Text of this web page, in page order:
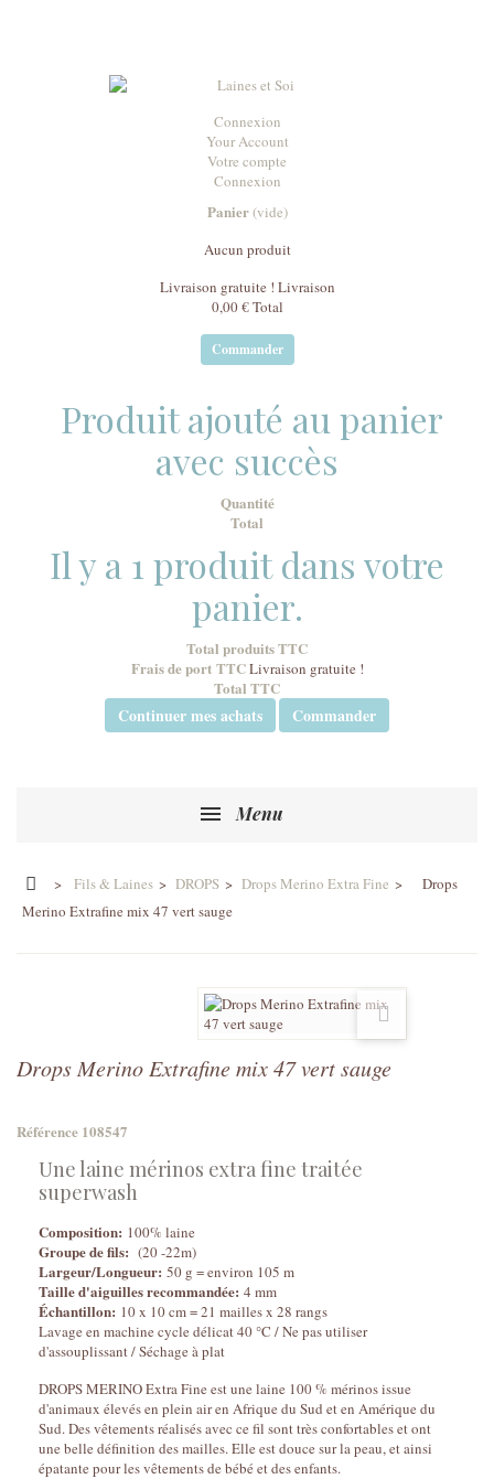
Connexion
Your Account
Votre compte
Connexion
Panier(vide)
Aucun produit
Livraison gratuite ! Livraison
0,00 €Total
Commander
Produit ajouté au panier
avec succès
Quantité
Total
Il y a 1 produit dans votre
panier.
Total produits TTC
Frais de port TTCLivraison gratuite !
Total TTC
Continuer mes achats Commander
Menu
> Fils & Laines > DROPS > Drops Merino Extra Fine >
Drops
Merino Extrafine mix 47 vert sauge
Drops Merino Extrafine mix 47 vert sauge
Référence 108547
Une laine mérinos extra fine traitée
superwash
Composition: 100% laine
Groupe de fils: (20 -22m)
Largeur/Longueur: 50 g = environ 105 m
Taille d'aiguilles recommandée: 4 mm
Échantillon: 10 x 10 cm = 21 mailles x 28 rangs
Lavage en machine cycle délicat 40 °C / Ne pas utiliser
d'assouplissant / Séchage à plat
DROPS MERINO Extra Fine est une laine 100 % mérinos issue
d'animaux élevés en plein air en Afrique du Sud et en Amérique du
Sud. Des vêtements réalisés avec ce fil sont très confortables et ont
une belle définition des mailles. Elle est douce sur la peau, et ainsi
épatante pour les vêtements de bébé et des enfants.